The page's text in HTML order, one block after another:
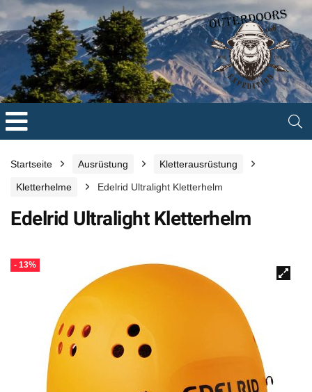
Startseite Ausrüstung Kletterausrüstung
Kletterhelme Edelrid Ultralight Kletterhelm
Edelrid Ultralight Kletterhelm
- 13%